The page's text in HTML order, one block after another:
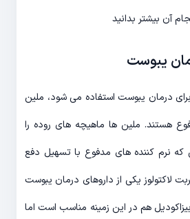
آن بیشتر بدانید
یبوست
درمان یبوست استفاده می شود، ملین
هستند. ملین ها ماهیچه های روده را
که نرم کننده های مدفوع با تسهیل دفع
لاکتولوز یکی از داروهای درمان یبوست
هم در این زمینه مناسب است اما